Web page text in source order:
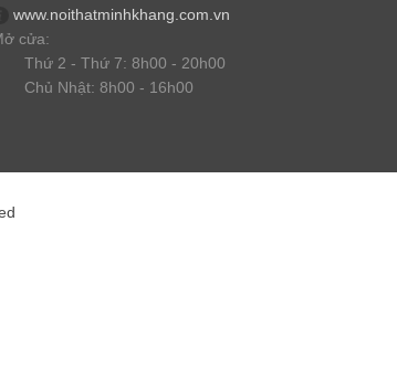
www.noithatminhkhang.com.vn
cửa:
Thứ 2 - Thứ 7: 8h00 - 20h00
Chủ Nhật: 8h00 - 16h00